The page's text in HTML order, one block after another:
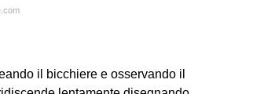
il bicchiere e osservando il